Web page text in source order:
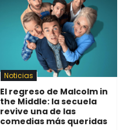
Noticias
El regreso de Malcolm in
the Middle: la secuela
revive una de las
comedias más queridas